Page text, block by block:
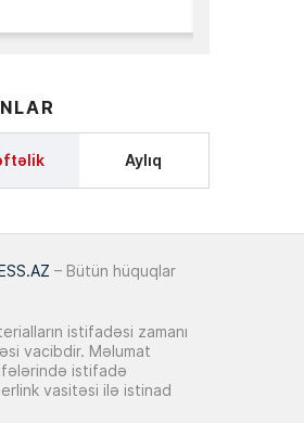
necə
əmlak
şəbəkəyə
Aylıq
– Bütün hüquqlar
istifadəsi zamanı
vacibdir. Məlumat
istifadə
vasitəsi ilə istinad